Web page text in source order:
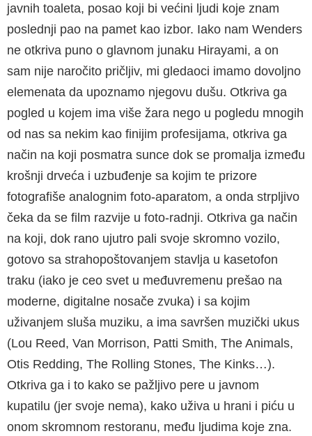
javnih toaleta, posao koji bi većini ljudi koje znam
poslednji pao na pamet kao izbor. Iako nam Wenders
ne otkriva puno o glavnom junaku Hirayami, a on
sam nije naročito pričljiv, mi gledaoci imamo dovoljno
elemenata da upoznamo njegovu dušu. Otkriva ga
pogled u kojem ima više žara nego u pogledu mnogih
od nas sa nekim kao finijim profesijama, otkriva ga
način na koji posmatra sunce dok se promalja između
krošnji drveća i uzbuđenje sa kojim te prizore
fotografiše analognim foto-aparatom, a onda strpljivo
čeka da se film razvije u foto-radnji. Otkriva ga način
na koji, dok rano ujutro pali svoje skromno vozilo,
gotovo sa strahopoštovanjem stavlja u kasetofon
traku (iako je ceo svet u međuvremenu prešao na
moderne, digitalne nosače zvuka) i sa kojim
uživanjem sluša muziku, a ima savršen muzički ukus
(Lou Reed, Van Morrison, Patti Smith, The Animals,
Otis Redding, The Rolling Stones, The Kinks…).
Otkriva ga i to kako se pažljivo pere u javnom
kupatilu (jer svoje nema), kako uživa u hrani i piću u
onom skromnom restoranu, među ljudima koje zna.